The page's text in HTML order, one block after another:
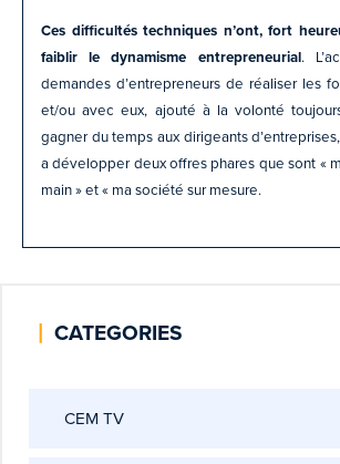
Ces difficultés techniques n’ont, fort
faiblir le dynamisme entrepreneurial.
demandes d’entrepreneurs de réaliser les
et/ou avec eux, ajouté à la volonté
gagner du temps aux dirigeants
a développer deux offres phares que sont «
main » et « ma société sur mesure.
| CATEGORIES
CEM TV